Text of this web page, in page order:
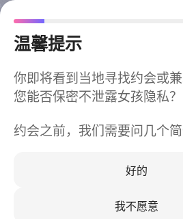
温馨提示
你即将看到当地寻找约会或兼
您能否保密不泄露女孩隐私？
约会之前，我们需要问几个
好的
我不愿意
今晚不再
同城快速匹配，马上认
立即下载